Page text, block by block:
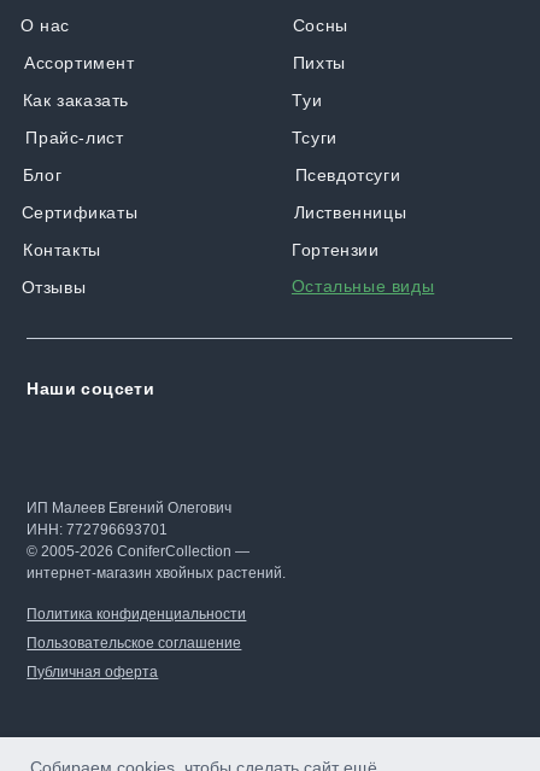
О нас
Ассортимент
Как заказать
Прайс-лист
Отзывы
Контакты
Сосны
Пихты
Туи
Тсуги
Псевдотсуги
Лиственницы
Гортензии
Наши соцсети
ИП Малеев Евгений Олегович
ИНН: 772796693701
© 2005-2026 ConiferCollection —
интернет-магазин хвойных растений.
Политика конфиденциальности
Пользовательское соглашение
Остальные виды
Блог
Сертификаты
Публичная оферта